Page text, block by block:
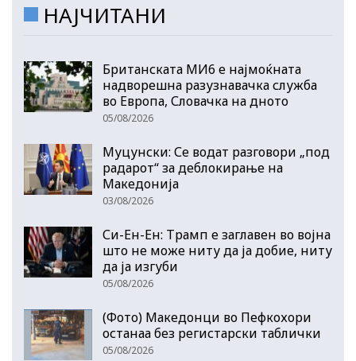
НАЈЧИТАНИ
Британската МИ6 е најмоќната
надворешна разузнавачка служба
во Европа, Словачка на дното
05/08/2026
Муцунски: Се водат разговори „под
радарот“ за деблокирање на
Македонија
03/08/2026
Си-Ен-Ен: Трамп е заглавен во војна
што не може ниту да ја добие, ниту
да ја изгуби
05/08/2026
(Фото) Македонци во Пефкохори
останаа без регистарски таблички
05/08/2026